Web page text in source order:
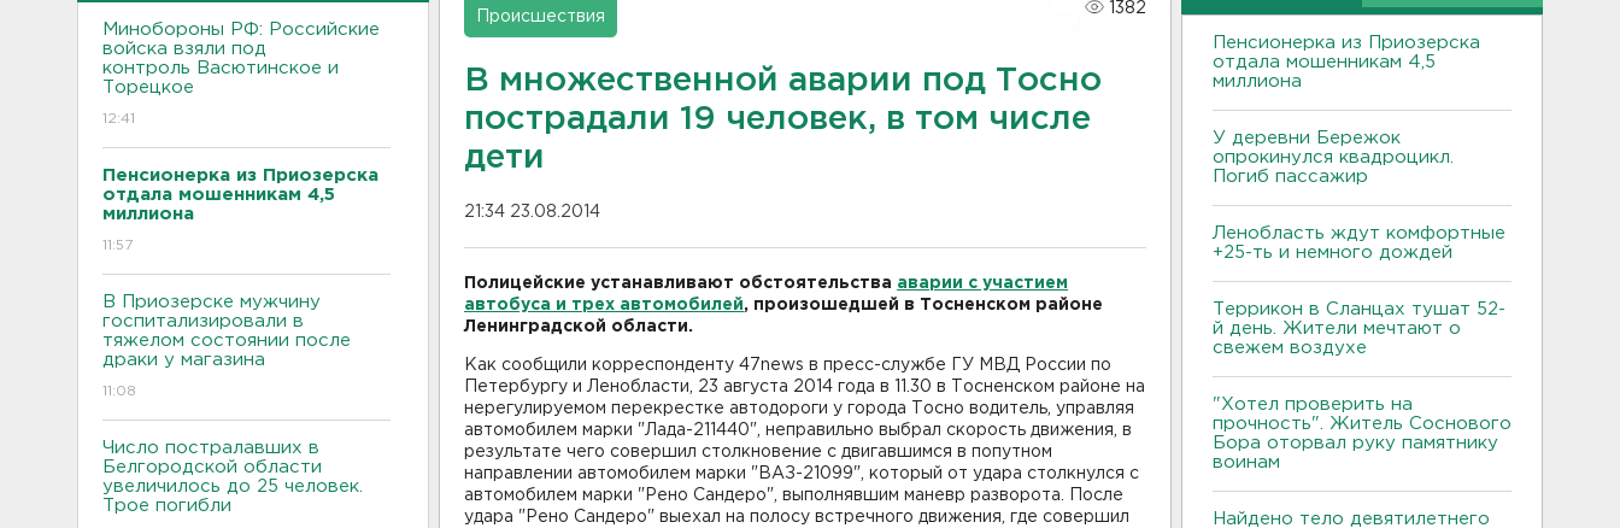
Минобороны РФ: Российские
войска взяли под
контроль Васютинское и
Торецкое
12:41
Пенсионерка из Приозерска
отдала мошенникам 4,5
миллиона
11:57
В Приозерске мужчину
госпитализировали в
тяжелом состоянии после
драки у магазина
11:08
Число постралавших в
Белгородской области
увеличилось до 25 человек.
Трое погибли
Происшествия
1382
В множественной аварии под Тосно
пострадали 19 человек, в том числе
дети
21:34 23.08.2014
Полицейские устанавливают обстоятельства аварии с участием
автобуса и трех автомобилей, произошедшей в Тосненском районе
Ленинградской области.
Как сообщили корреспонденту 47news в пресс-службе ГУ МВД России по
Петербургу и Ленобласти, 23 августа 2014 года в 11.30 в Тосненском районе на
нерегулируемом перекрестке автодороги у города Тосно водитель, управляя
автомобилем марки "Лада-211440", неправильно выбрал скорость движения, в
результате чего совершил столкновение с двигавшимся в попутном
направлении автомобилем марки "ВАЗ-21099", который от удара столкнулся с
автомобилем марки "Рено Сандеро", выполнявшим маневр разворота. После
удара "Рено Сандеро" выехал на полосу встречного движения, где совершил
Пенсионерка из Приозерска
отдала мошенникам 4,5
миллиона
У деревни Бережок
опрокинулся квадроцикл.
Погиб пассажир
Ленобласть ждут комфортные
+25-ть и немного дождей
Террикон в Сланцах тушат 52-
й день. Жители мечтают о
свежем воздухе
"Хотел проверить на
прочность". Житель Соснового
Бора оторвал руку памятнику
воинам
Найдено тело девятилетнего